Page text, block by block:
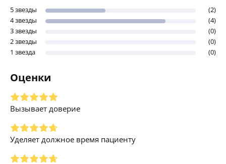
5 звезды
(2)
4 звезды
(4)
3 звезды
(0)
2 звезды
(0)
1 звезда
(0)
Оценки
Вызывает доверие
Уделяет должное время пациенту